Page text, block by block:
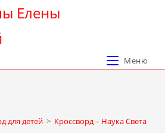
Елены
Меню
для детей > Кроссворд – Наука Света